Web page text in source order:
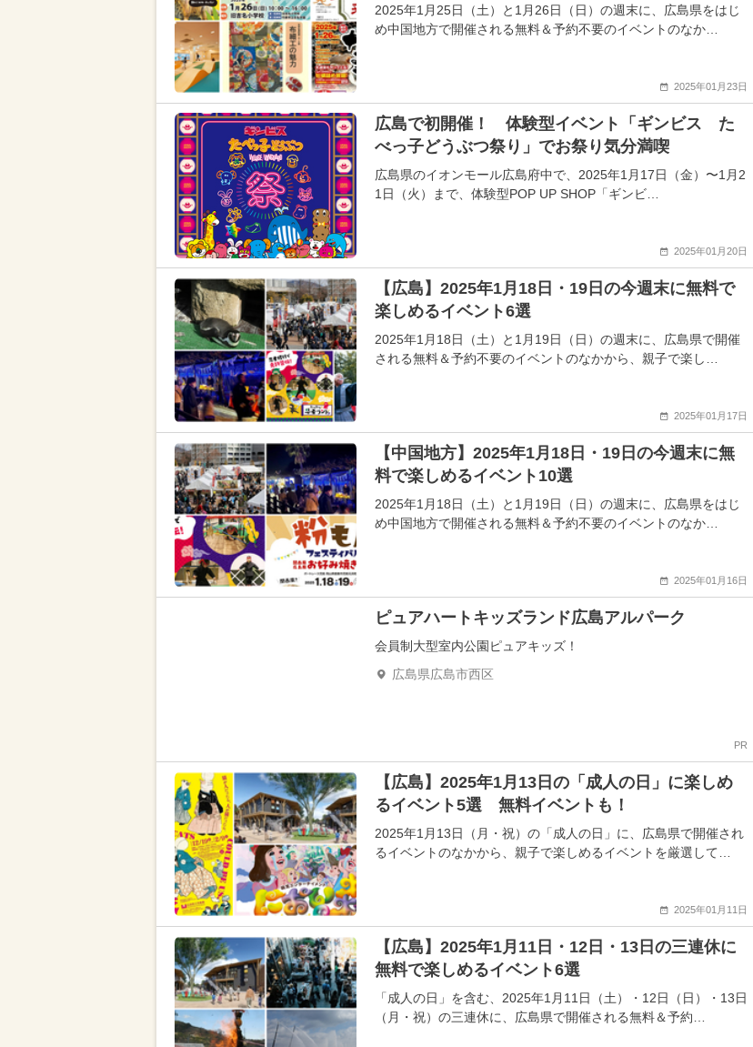
2025年1月25日（土）と1月26日（日）の週末に、広島県をはじ
め中国地方で開催される無料＆予約不要のイベントのなか…
2025年01月23日
広島で初開催！ 体験型イベント「ギンビス た
べっ子どうぶつ祭り」でお祭り気分満喫
広島県のイオンモール広島府中で、2025年1月17日（金）〜1月2
1日（火）まで、体験型POP UP SHOP「ギンビ…
2025年01月20日
【広島】2025年1月18日・19日の今週末に無料で
楽しめるイベント6選
2025年1月18日（土）と1月19日（日）の週末に、広島県で開催
される無料＆予約不要のイベントのなかから、親子で楽し…
2025年01月17日
【中国地方】2025年1月18日・19日の今週末に無
料で楽しめるイベント10選
2025年1月18日（土）と1月19日（日）の週末に、広島県をはじ
め中国地方で開催される無料＆予約不要のイベントのなか…
2025年01月16日
ピュアハートキッズランド広島アルパーク
会員制大型室内公園ピュアキッズ！
広島県広島市西区
PR
【広島】2025年1月13日の「成人の日」に楽しめ
るイベント5選 無料イベントも！
2025年1月13日（月・祝）の「成人の日」に、広島県で開催され
るイベントのなかから、親子で楽しめるイベントを厳選して…
2025年01月11日
【広島】2025年1月11日・12日・13日の三連休に
無料で楽しめるイベント6選
「成人の日」を含む、2025年1月11日（土）・12日（日）・13日
（月・祝）の三連休に、広島県で開催される無料＆予約…